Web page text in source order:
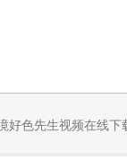
生视频在线下载